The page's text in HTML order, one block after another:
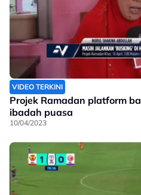
VIDEO TERKINI
Projek Ramadan platform
ibadah puasa
10/04/2023